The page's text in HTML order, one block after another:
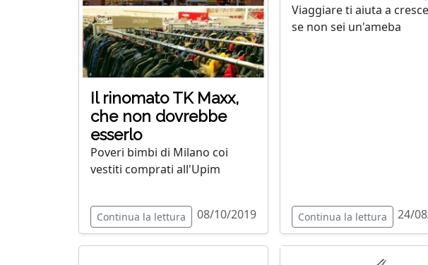
Il rinomato TK Maxx,
che non dovrebbe
esserlo
Poveri bimbi di Milano coi
vestiti comprati all'Upim
Continua la lettura 08/10/2019
Viaggiare ti aiuta a
se non sei un'ameba
Continua la lettura 24/